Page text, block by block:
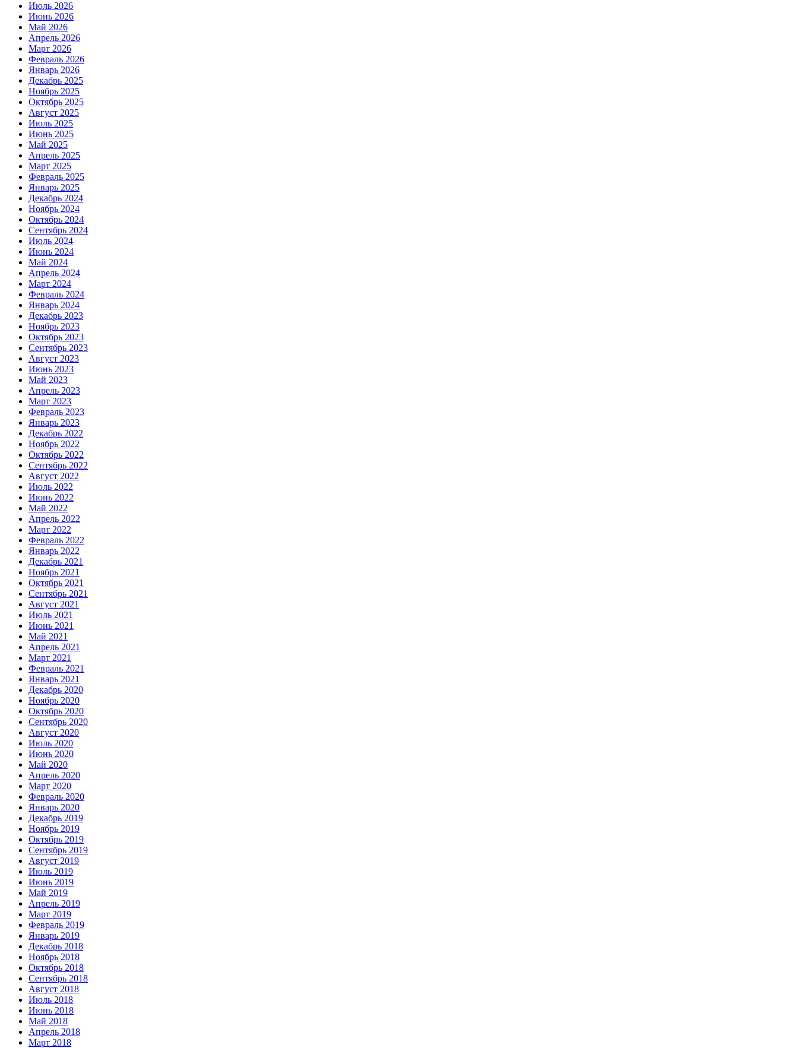
Июль 2026
Июнь 2026
Май 2026
Апрель 2026
Март 2026
Февраль 2026
Январь 2026
Декабрь 2025
Ноябрь 2025
Октябрь 2025
Август 2025
Июль 2025
Июнь 2025
Май 2025
Апрель 2025
Март 2025
Февраль 2025
Январь 2025
Декабрь 2024
Ноябрь 2024
Октябрь 2024
Сентябрь 2024
Июль 2024
Июнь 2024
Май 2024
Апрель 2024
Март 2024
Февраль 2024
Январь 2024
Декабрь 2023
Ноябрь 2023
Октябрь 2023
Сентябрь 2023
Август 2023
Июнь 2023
Май 2023
Апрель 2023
Март 2023
Февраль 2023
Январь 2023
Декабрь 2022
Ноябрь 2022
Октябрь 2022
Сентябрь 2022
Август 2022
Июль 2022
Июнь 2022
Май 2022
Апрель 2022
Март 2022
Февраль 2022
Январь 2022
Декабрь 2021
Ноябрь 2021
Октябрь 2021
Сентябрь 2021
Август 2021
Июль 2021
Июнь 2021
Май 2021
Апрель 2021
Март 2021
Февраль 2021
Январь 2021
Декабрь 2020
Ноябрь 2020
Октябрь 2020
Сентябрь 2020
Август 2020
Июль 2020
Июнь 2020
Май 2020
Апрель 2020
Март 2020
Февраль 2020
Январь 2020
Декабрь 2019
Ноябрь 2019
Октябрь 2019
Сентябрь 2019
Август 2019
Июль 2019
Июнь 2019
Май 2019
Апрель 2019
Март 2019
Февраль 2019
Январь 2019
Декабрь 2018
Ноябрь 2018
Октябрь 2018
Сентябрь 2018
Август 2018
Июль 2018
Июнь 2018
Май 2018
Апрель 2018
Март 2018